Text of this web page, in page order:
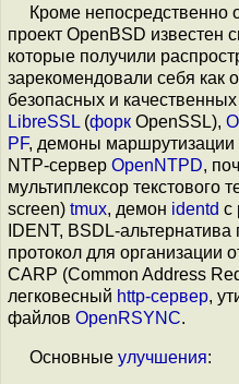
Кроме непосредственно
проект OpenBSD известен
которые получили
зарекомендовали себя как
безопасных и
LibreSSL (форк OpenSSL),
PF, демоны маршрутизации
NTP-сервер OpenNTPD,
мультиплексор текстового
screen) tmux, демон identd с
IDENT, BSDL-альтернатива
протокол для организации
CARP (Common Address
легковесный http-сервер,
файлов OpenRSYNC.
Основные улучшения: